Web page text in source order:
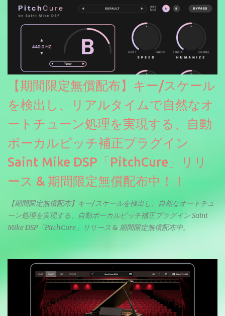
【期間限定無償配布】キー/スケール
を検出し、リアルタイムで自然なオ
ートチューン処理を実現する、自動
ボーカルピッチ補正プラグイン
Saint Mike DSP「PitchCure」リリ
ース & 期間限定無償配布中！！
【期間限定無償配布】キー/スケールを検出し、自然なオートチュ
ーン処理を実現する、自動ボーカルピッチ補正プラグイン Saint
Mike DSP「PitchCure」リリース & 期間限定無償配布中。